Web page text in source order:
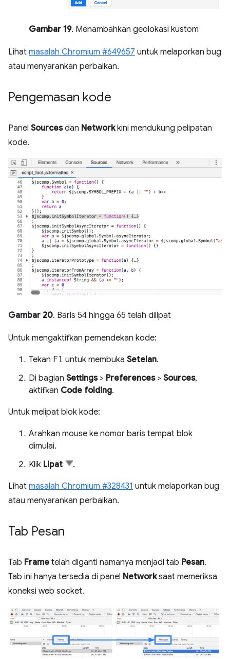
Gambar 19. Menambahkan geolokasi kustom
Lihat masalah Chromium #649657 untuk melaporkan bug
atau menyarankan perbaikan.
Pengemasan kode
Panel Sourcesdan Networkkini mendukung pelipatan
kode.
Gambar 20. Baris 54 hingga 65 telah dilipat
Untuk mengaktifkan pemendekan kode:
Tekan F1 untuk membuka Setelan.
Di bagian Settings> Preferences> Sources,
aktifkan Code folding.
Untuk melipat blok kode:
Arahkan mouse ke nomor baris tempat blok
dimulai.
Klik Lipat .
Lihat masalah Chromium #328431 untuk melaporkan bug
atau menyarankan perbaikan.
Tab Pesan
Tab Frame telah diganti namanya menjadi tab Pesan.
Tab ini hanya tersedia di panel Networksaat memeriksa
koneksi web socket.